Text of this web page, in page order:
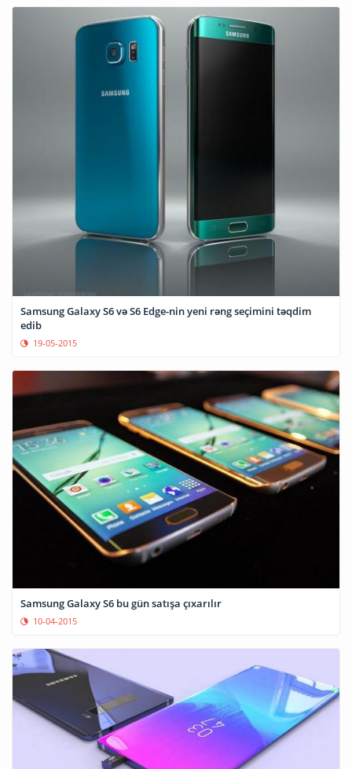
Samsung Galaxy S6 və S6 Edge-nin yeni rəng seçimini təqdim
edib
19-05-2015
Samsung Galaxy S6 bu gün satışa çıxarılır
10-04-2015